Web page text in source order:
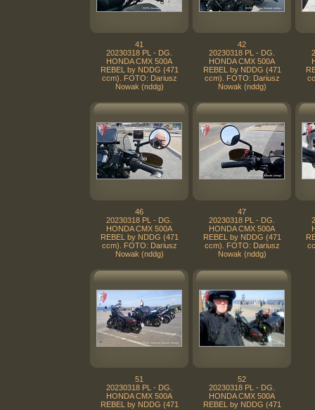
41
20230318 PL - DG.
HONDA CMX 500A
REBEL by NDDG (471
ccm). FOTO: Dariusz
Nowak (nddg)
42
20230318 PL - DG.
HONDA CMX 500A
REBEL by NDDG (471
ccm). FOTO: Dariusz
Nowak (nddg)
46
20230318 PL - DG.
HONDA CMX 500A
REBEL by NDDG (471
ccm). FOTO: Dariusz
Nowak (nddg)
47
20230318 PL - DG.
HONDA CMX 500A
REBEL by NDDG (471
ccm). FOTO: Dariusz
Nowak (nddg)
51
20230318 PL - DG.
HONDA CMX 500A
REBEL by NDDG (471
52
20230318 PL - DG.
HONDA CMX 500A
REBEL by NDDG (471